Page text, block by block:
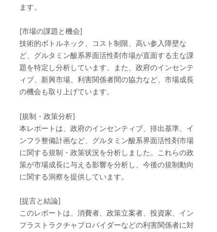
ます。
[市場の課題と機会]
技術的ボトルネック、コスト制限、高い参入障壁な
ど、グルタミン酸系界面活性剤市場が直面する主な課
題を特定し分析しています。また、政府のインセンテ
ィブ、新興市場、利害関係者間の協力など、市場成長
の機会も取り上げています。
[規制・政策分析]
本レポートは、政府のインセンティブ、排出基準、イ
ンフラ整備計画など、グルタミン酸系界面活性剤市場
に関する規制・政策状況を分析しました。これらの政
策が市場成長に与える影響を分析し、今後の規制動向
に関する洞察を提供しています。
[提言と結論]
このレポートは、消費者、政策立案者、投資家、イン
フラストラクチャプロバイダーなどの利害関係者に対